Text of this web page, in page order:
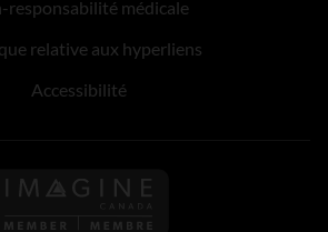
responsabilité médicale
relative aux hyperliens
Accessibilité